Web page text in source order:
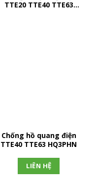
TTE20 TTE40 TTE63
Chống hồ quang điện
TTE40 TTE63 HQ3PHN
LIÊN HỆ